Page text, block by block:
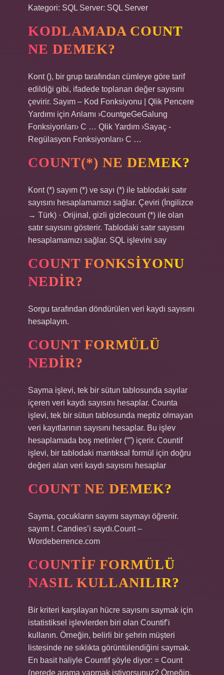
Kategori: SQL Server: SQL Server
KODLAMADA COUNT
NE DEMEK?
Kont (), bir grup tarafından cümleye göre tarif
edildiği gibi, ifadede toplanan değer sayısını
çevirir. Sayım – Kod Fonksiyonu | Qlik Pencere
Yardımı için Anlamı ›CountgeGeGalung
Fonksiyonları› C … Qlik Yardım ›Sayaç -
Regülasyon Fonksiyonları› C …
COUNT(*) NE DEMEK?
Kont (*) sayım (*) ve sayı (*) ile tablodaki satır
sayısını hesaplamamızı sağlar. Çeviri (İngilizce
→ Türk) · Orijinal, gizli gizlecount (*) ile olan
satır sayısını gösterir. Tablodaki satır sayısını
hesaplamamızı sağlar. SQL işlevini say
COUNT FONKSIYONU
NEDIR?
Sorgu tarafından döndürülen veri kaydı sayısını
hesaplayın.
COUNT FORMÜLÜ
NEDIR?
Sayma işlevi, tek bir sütun tablosunda sayılar
içeren veri kaydı sayısını hesaplar. Counta
işlevi, tek bir sütun tablosunda meptiz olmayan
veri kayıtlarının sayısını hesaplar. Bu işlev
hesaplamada boş metinler (“”) içerir. Countif
işlevi, bir tablodaki mantıksal formül için doğru
değeri alan veri kaydı sayısını hesaplar
COUNT NE DEMEK?
Sayma, çocukların sayımı saymayı öğrenir.
sayım f. Candies’i saydı.Count –
Wordeberrence.com
COUNTIF FORMÜLÜ
NASIL KULLANILIR?
Bir kriteri karşılayan hücre sayısını saymak için
istatistiksel işlevlerden biri olan Countif’i
kullanın. Örneğin, belirli bir şehrin müşteri
listesinde ne sıklıkta görüntülendiğini saymak.
En basit haliyle Countif şöyle diyor: = Count
(nerede arama yapmak istiyorsunuz? Örneğin,